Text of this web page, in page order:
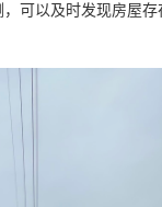
可以及时发现房屋存